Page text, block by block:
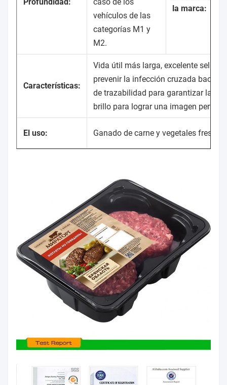
Profundidad:
caso de los
vehículos de las
categorías M1 y
M2.
la marca:
Características:
Vida útil más larga, excelente
prevenir la infección cruzada
de trazabilidad para garantizar la
brillo para lograr una imagen
El uso: Ganado de carne y vegetales frescos